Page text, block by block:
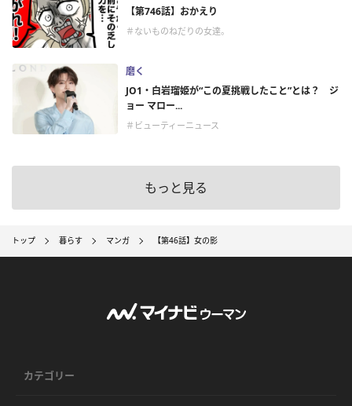
【第746話】おかえり
＃ないものねだりの女達。
磨く
JO1・白岩瑠姫が“この夏挑戦したこと”とは？ ジ
ョー マロー...
＃ビューティーニュース
もっと見る
トップ 暮らす マンガ 【第46話】女の影
カテゴリー